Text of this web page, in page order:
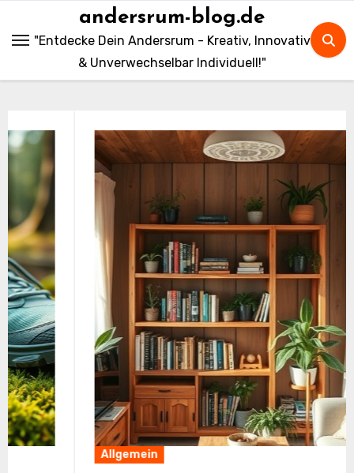
andersrum-blog.de
"Entdecke Dein Andersrum - Kreativ, Innovativ
& Unverwechselbar Individuell!"